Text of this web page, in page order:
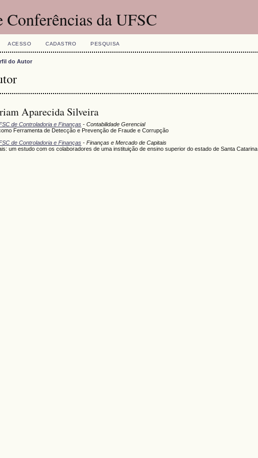
Conferências da UFSC
ACESSO CADASTRO PESQUISA
do Autor
Aparecida Silveira
de Controladoria e Finanças - Contabilidade Gerencial
Ferramenta de Detecção e Prevenção de Fraude e Corrupção
de Controladoria e Finanças - Finanças e Mercado de Capitais
um estudo com os colaboradores de uma instituição de ensino superior do estado de Santa Catarina